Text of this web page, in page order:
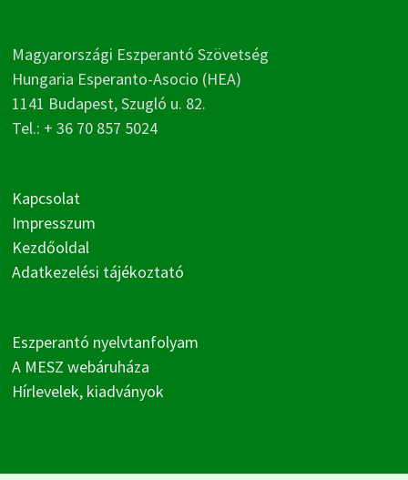
Magyarországi Eszperantó Szövetség
Hungaria Esperanto-Asocio (HEA)
1141 Budapest, Szugló u. 82.
Tel.: + 36 70 857 5024
Kapcsolat
Impresszum
Kezdőoldal
Adatkezelési tájékoztató
Eszperantó nyelvtanfolyam
A MESZ webáruháza
Hírlevelek, kiadványok